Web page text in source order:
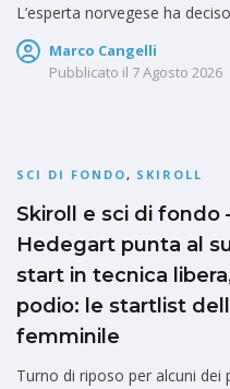
L’esperta norvegese ha
Marco Cangelli
Pubblicato il 7 Agosto 2026
SCI DI FONDO, SKIROLL
Skiroll e sci di fondo
Hedegart punta al
start in tecnica
podio: le startlist
femminile
Turno di riposo per alcuni dei